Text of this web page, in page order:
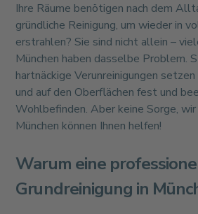
Ihre Räume benötigen nach dem
gründliche Reinigung, um wieder in
erstrahlen? Sie sind nicht allein –
München haben dasselbe Problem.
hartnäckige Verunreinigungen setzen
und auf den Oberflächen fest und
Wohlbefinden. Aber keine Sorge,
München können Ihnen helfen!
Warum eine
Grundreinigung in